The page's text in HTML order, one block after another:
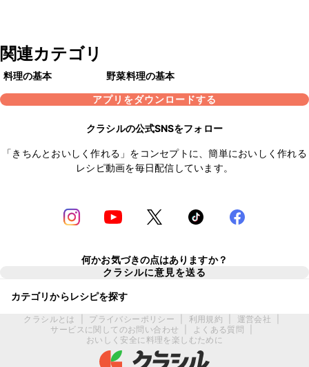
関連カテゴリ
料理の基本
野菜料理の基本
アプリをダウンロードする
クラシルの公式SNSをフォロー
「きちんとおいしく作れる」をコンセプトに、簡単においしく作れる
レシピ動画を毎日配信しています。
何かお気づきの点はありますか？
クラシルに意見を送る
カテゴリからレシピを探す
クラシルとは プライバシーポリシー 利用規約 運営会社
サービスに関してのお問い合わせ
よくある質問
おいしく安全に料理を楽しむために